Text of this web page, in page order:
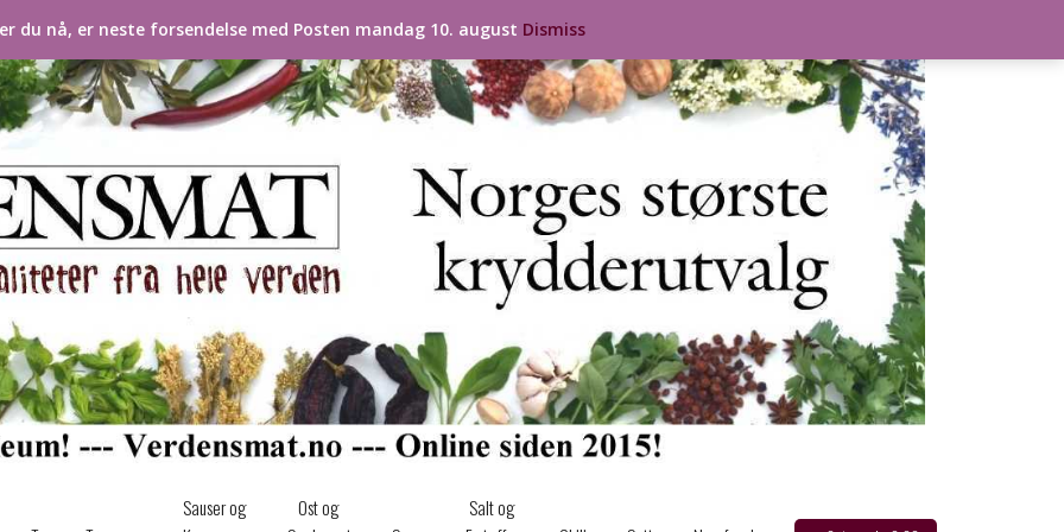
Sauser og
Ost og
Salt og
du nå, er neste forsendelse med Posten mandag 10. august Dismiss